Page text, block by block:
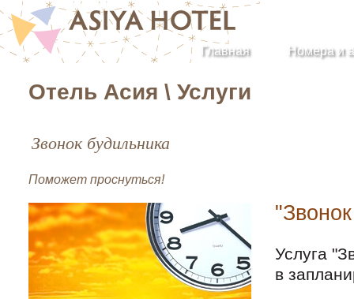
Главная Номера и
Отель Асия \ Услуги
Звонок будильника
Поможет проснуться!
Услуга
в